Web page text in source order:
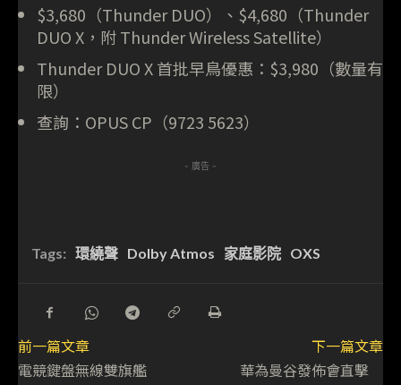
$3,680（Thunder DUO）、$4,680（Thunder
DUO X，附 Thunder Wireless Satellite）
Thunder DUO X 首批早鳥優惠：$3,980（數量有
限）
查詢：OPUS CP（9723 5623）
- 廣告 -
Tags: 環繞聲 Dolby Atmos 家庭影院 OXS
前一篇文章
電競鍵盤無線雙旗艦
下一篇文章
華為曼谷發佈會直擊